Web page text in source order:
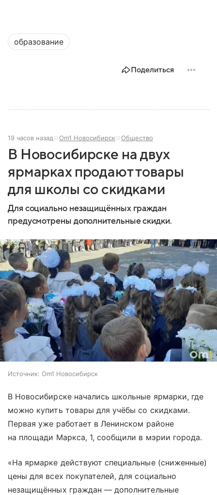
образование
Поделиться
19 часов назад Om1 Новосибирск Общество
В Новосибирске на двух
ярмарках продают товары
для школы со скидками
Для социально незащищённых граждан
предусмотрены дополнительные скидки.
Источник: Om1 Новосибирск
В Новосибирске начались школьные ярмарки, где
можно купить товары для учёбы со скидками.
Первая уже работает в Ленинском районе
на площади Маркса, 1, сообщили в мэрии города.
«На ярмарке действуют специальные (сниженные)
цены для всех покупателей, для социально
незащищённых граждан — дополнительные